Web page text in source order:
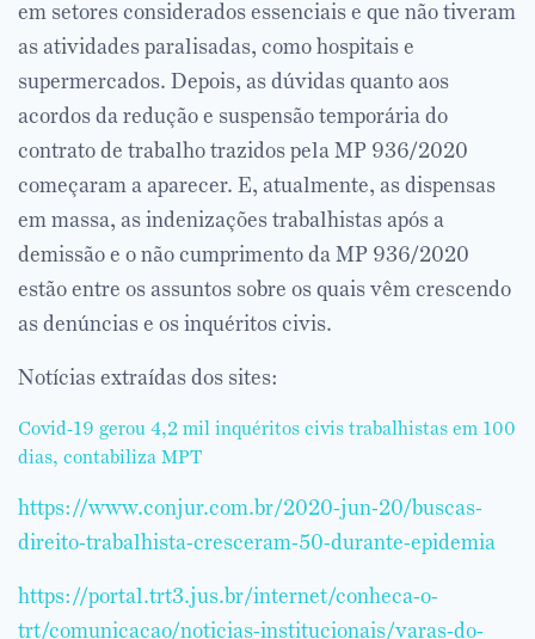
em setores considerados essenciais e que não tiveram
as atividades paralisadas, como hospitais e
supermercados. Depois, as dúvidas quanto aos
acordos da redução e suspensão temporária do
contrato de trabalho trazidos pela MP 936/2020
começaram a aparecer. E, atualmente, as dispensas
em massa, as indenizações trabalhistas após a
demissão e o não cumprimento da MP 936/2020
estão entre os assuntos sobre os quais vêm crescendo
as denúncias e os inquéritos civis.
Notícias extraídas dos sites:
Covid-19 gerou 4,2 mil inquéritos civis trabalhistas em 100
dias, contabiliza MPT
https://www.conjur.com.br/2020-jun-20/buscas-
direito-trabalhista-cresceram-50-durante-epidemia
https://portal.trt3.jus.br/internet/conheca-o-
trt/comunicacao/noticias-institucionais/varas-do-